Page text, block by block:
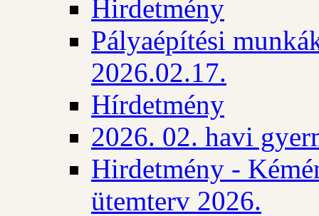
Hirdetmény
Pályaépítési
2026.02.17.
Hírdetmény
2026. 02. havi
Hirdetmény -
ütemterv 2026.